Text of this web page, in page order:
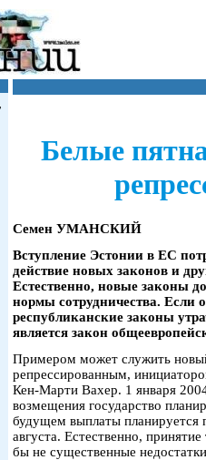
Белые
Семен УМАНСКИЙ
Вступление Эстонии в ЕС
действие новых законов и
Естественно, новые законы
нормы сотрудничества. Если
республиканские законы
является закон
Примером может служить
репрессированным,
Кен-Марти Вахер. 1 января
возмещения государство
будущем выплаты планируется
августа. Естественно,
бы не существенные